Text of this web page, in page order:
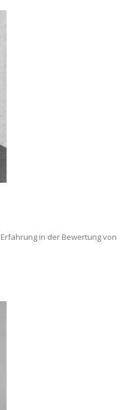
in der Bewertung von